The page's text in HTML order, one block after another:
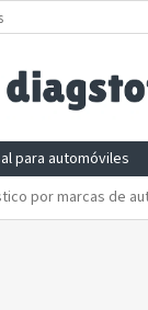
para automóviles
por marcas de